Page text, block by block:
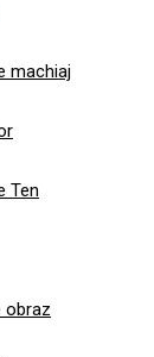
machiaj
Ten
obraz